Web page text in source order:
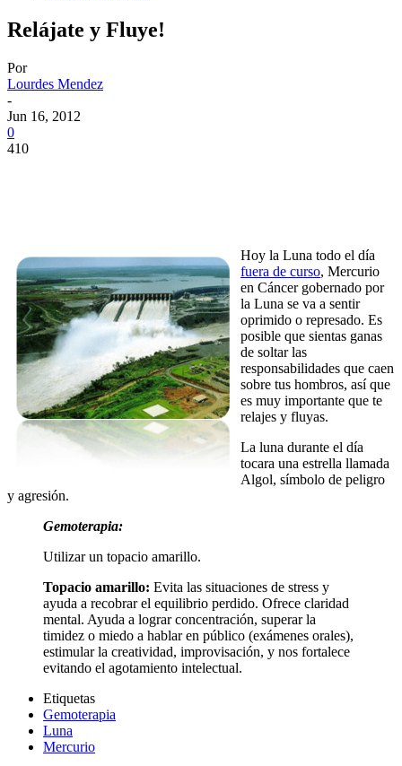
Relájate y Fluye!
Por
Lourdes Mendez
-
Jun 16, 2012
0
410
Hoy la Luna todo el día
fuera de curso, Mercurio
en Cáncer gobernado por
la Luna se va a sentir
oprimido o represado. Es
posible que sientas ganas
de soltar las
responsabilidades que caen
sobre tus hombros, así que
es muy importante que te
relajes y fluyas.
La luna durante el día
tocara una estrella llamada
Algol, símbolo de peligro
y agresión.
Gemoterapia:
Utilizar un topacio amarillo.
Topacio amarillo: Evita las situaciones de stress y
ayuda a recobrar el equilibrio perdido. Ofrece claridad
mental. Ayuda a lograr concentración, superar la
timidez o miedo a hablar en público (exámenes orales),
estimular la creatividad, improvisación, y nos fortalece
evitando el agotamiento intelectual.
Etiquetas
Gemoterapia
Luna
Mercurio